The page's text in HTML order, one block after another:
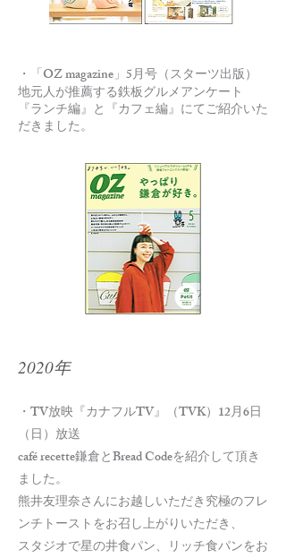
・「OZ magazine」5月号（スターツ出版）
地元人が推薦する鉄板グルメアンケート
『ランチ編』と『カフェ編』にてご紹介いた
だきました。
2020年
・TV放映『カナフルTV』（TVK）12月6日
（日）放送
café recette鎌倉とBread Codeを紹介して頂き
ました。
熊井友理奈さんにお越しいただき究極のフレ
ンチトーストをお召し上がりいただき、
スタジオで星の井食パン、リッチ食パンをお